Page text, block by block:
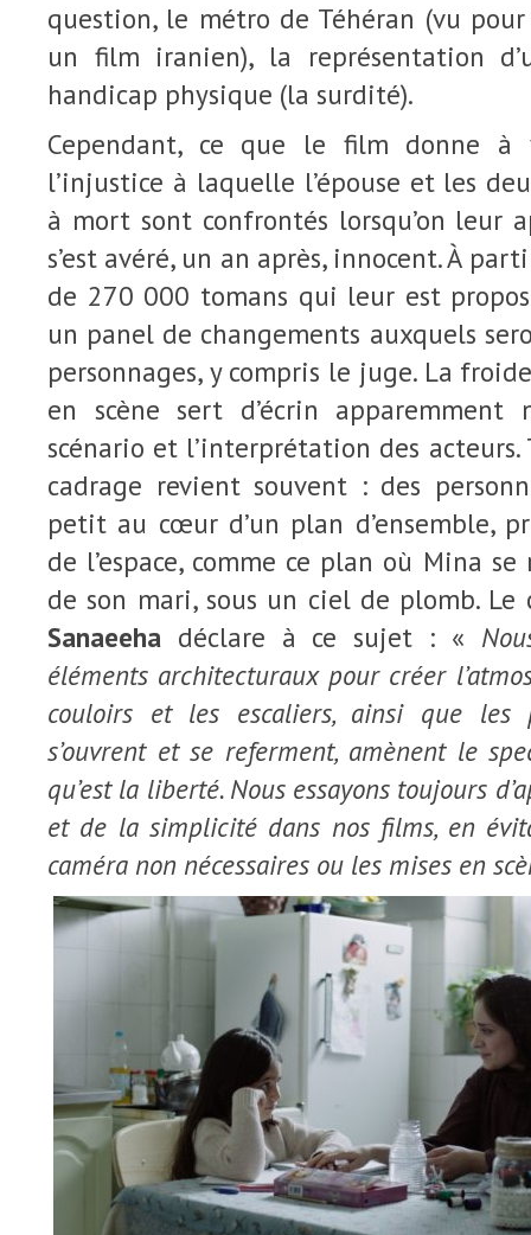
question, le métro de Téhéran (vu
un film iranien), la représentation
handicap physique (la surdité).
Cependant, ce que le film donne à
l’injustice à laquelle l’épouse et les
à mort sont confrontés lorsqu’on leur
s’est avéré, un an après, innocent. À
de 270 000 tomans qui leur est
un panel de changements auxquels
personnages, y compris le juge. La
en scène sert d’écrin
scénario et l’interprétation des
cadrage revient souvent : des
petit au cœur d’un plan d’ensemble,
de l’espace, comme ce plan où Mina
de son mari, sous un ciel de plomb.
Sanaeeha déclare à ce sujet : «
éléments architecturaux pour créer
couloirs et les escaliers, ainsi que les
s’ouvrent et se referment, amènent le
qu’est la liberté. Nous essayons toujours
et de la simplicité dans nos films, en
caméra non nécessaires ou les mises en